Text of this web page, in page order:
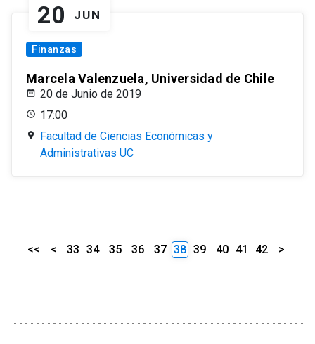
20 JUN
Finanzas
Marcela Valenzuela, Universidad de Chile
20 de Junio de 2019
17:00
Facultad de Ciencias Económicas y
Administrativas UC
<< < 33 34 35 36 37 38 39 40 41 42 >